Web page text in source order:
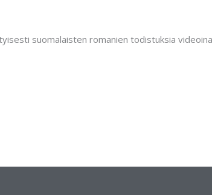
suomalaisten romanien todistuksia